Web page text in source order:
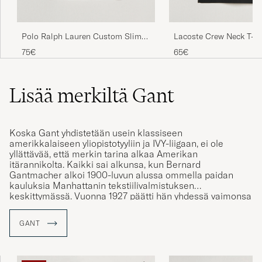
God kvalitet, veldig vakkert belte, rask
levering. Jeg er veldig fornøyd!
LARISA K
OSTETTU OSOITTEESSA CAREOFCARL.NO
OSTETTU OSOITTEESSA CAREOFCARL.SE
Polo Ralph Lauren Custom Slim
Fit Tee RL Black
75€
Lacoste Crew Neck T-
65€
Lisää merkiltä Gant
Koska Gant yhdistetään usein klassiseen
amerikkalaiseen yliopistotyyliin ja IVY-liigaan, ei ole
yllättävää, että merkin tarina alkaa Amerikan
itärannikolta. Kaikki sai alkunsa, kun Bernard
Gantmacher alkoi 1900-luvun alussa ommella paidan
kauluksia Manhattanin tekstiilivalmistuksen
keskittymässä. Vuonna 1927 päätti hän yhdessä vaimonsa
kanssa perustaa oman tehtaan, jotta he voisivat toimia
valmistamista kauluspaidoista tuli erittäin suosittuja ja
sen vuoksi Gantmacher perusti merkin Gant yhdessä
GANT